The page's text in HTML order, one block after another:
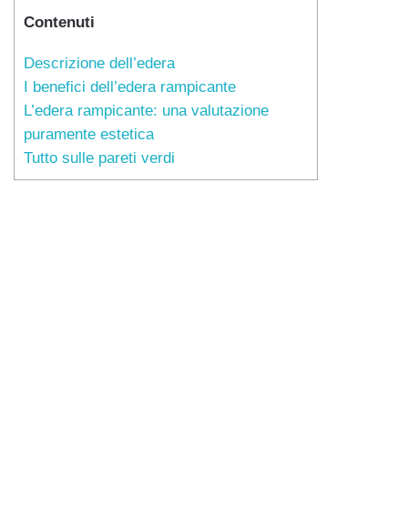
Contenuti
Descrizione dell’edera
I benefici dell’edera rampicante
L’edera rampicante: una valutazione
puramente estetica
Tutto sulle pareti verdi